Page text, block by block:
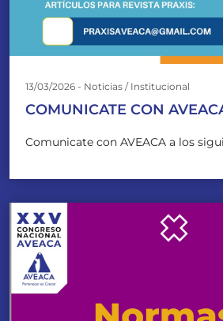
13/03/2026 - Noticias / Institucional
COMUNICATE CON
Comunicate con AVEACA a los